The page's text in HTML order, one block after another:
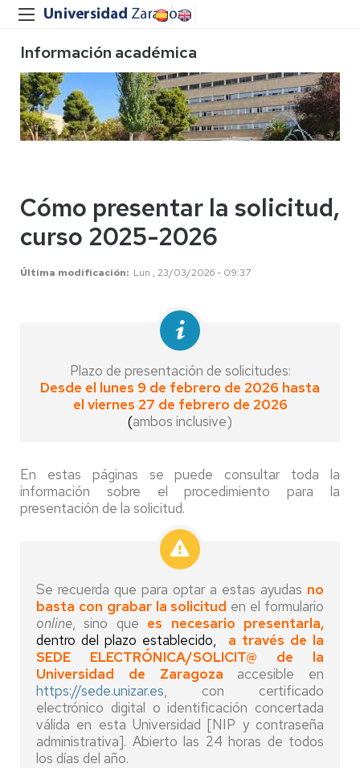
Información académica
Cómo presentar la solicitud,
curso 2025-2026
Última modificación Lun , 23/03/2026 - 09:37
Plazo de presentación de solicitudes:
Desde el lunes 9 de febrero de 2026 hasta
el viernes 27 de febrero de 2026
(ambos inclusive)
En estas páginas se puede consultar toda la
información sobre el procedimiento para la
presentación de la solicitud.
Se recuerda que para optar a estas ayudas no
basta con grabar la solicitud en el formulario
online, sino que es necesario presentarla,
dentro del plazo establecido, a través de la
SEDE ELECTRÓNICA/SOLICIT@ de la
Universidad de Zaragoza accesible en
https://sede.unizar.es, con certificado
electrónico digital o identificación concertada
válida en esta Universidad [NIP y contraseña
administrativa]. Abierto las 24 horas de todos
los días del año.